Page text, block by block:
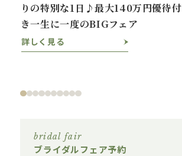
りの特別な1日♪最大140万円優待付
き一生に一度のBIGフェア
詳しく見る
bridal fair
ブライダルフェア予約